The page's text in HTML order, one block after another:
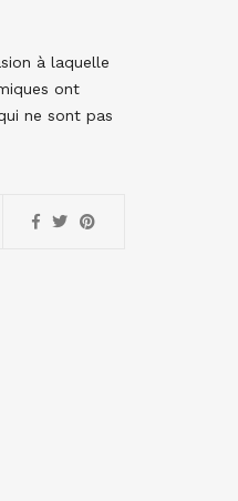
à laquelle
ont
ne sont pas